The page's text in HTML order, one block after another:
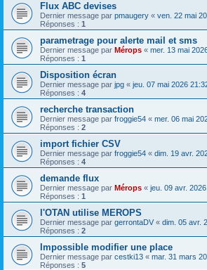
Flux ABC devises
Dernier message par pmaugery « ven. 22 mai
Réponses : 1
parametrage pour alerte mail et sms
Dernier message par Mérops « mer. 13 mai
Réponses : 1
Disposition écran
Dernier message par jpg « jeu. 07 mai 2026
Réponses : 4
recherche transaction
Dernier message par froggie54 « mer. 06 mai
Réponses : 2
import fichier CSV
Dernier message par froggie54 « dim. 19 avr.
Réponses : 4
demande flux
Dernier message par Mérops « jeu. 09 avr.
Réponses : 1
l'OTAN utilise MEROPS
Dernier message par gerrontaDV « dim. 05 avr.
Réponses : 2
Impossible modifier une place
Dernier message par cestki13 « mar. 31 mars
Réponses : 5